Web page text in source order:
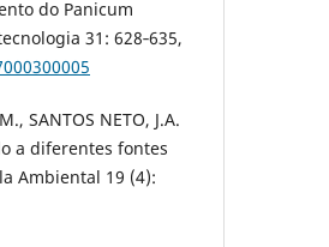
do Panicum
31: 628‑635,
SANTOS NETO, J.A.
a diferentes fontes
Ambiental 19 (4):